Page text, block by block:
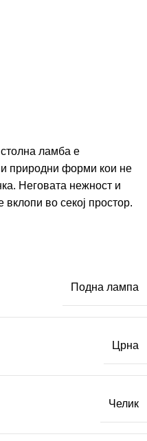
ламба е
природни форми кои не
Неговата нежност и
во секој простор.
Подна лампа
Црна
Челик